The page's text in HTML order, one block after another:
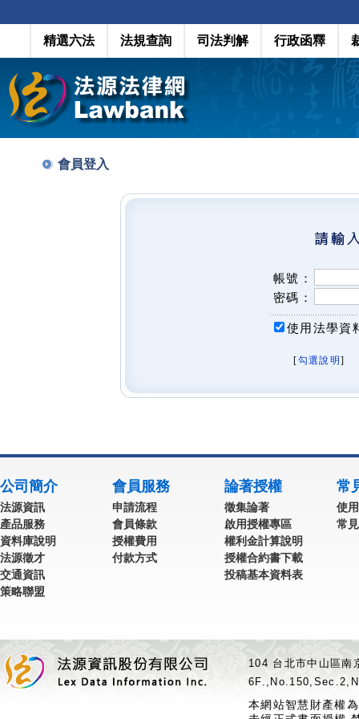
精選六法 法規查詢 司法判解 行政函釋
會員登入
帳號：
密碼：
使用法學資
[勾選說明 ]
公司簡介
法源資訊
產品服務
資料庫說明
法源徵才
交通資訊
策略聯盟
會員服務
申請流程
會員條款
授權費用
付款方式
論著授權
徵集論著
啟用授權專區
權利金計算說明
授權合約書下載
投稿基本資料表
常
使
常
104 台北市中山區
本網站智慧財產權